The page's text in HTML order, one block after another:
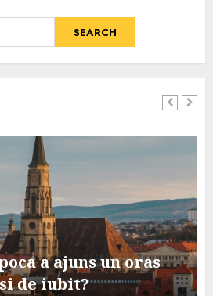
SEARCH
a ajuns un oras
de iubit?